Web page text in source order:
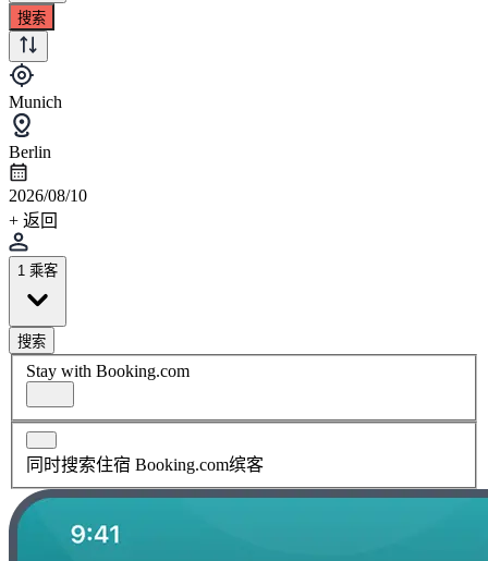
搜索
Munich
Berlin
2026/08/10
+ 返回
1 乘客
搜索
Stay with Booking.com
同时搜索住宿 Booking.com缤客